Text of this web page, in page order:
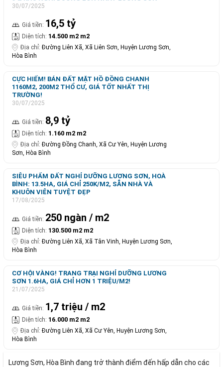
30/07/2025
Giá tiền: 16,5 tỷ
Diện tích: 14.500 m2 m2
Địa chỉ: Đường Liên Xã, Xã Liên Sơn, Huyện Lương Sơn,
Hòa Bình
CỰC HIẾM! BÁN ĐẤT MẶT HỒ ĐỒNG CHANH
1160M2, 200M2 THỔ CƯ, GIÁ TỐT NHẤT THỊ
TRƯỜNG!
30/07/2025
Giá tiền: 8,9 tỷ
Diện tích: 1.160 m2 m2
Địa chỉ: Đường Đồng Chanh, Xã Cư Yên, Huyện Lương
Sơn, Hòa Bình
SIÊU PHẨM ĐẤT NGHỈ DƯỠNG LƯƠNG SƠN, HOÀ
BÌNH: 13.5HA, GIÁ CHỈ 250K/M2, SẴN NHÀ VÀ
KHUÔN VIÊN TUYỆT ĐẸP
17/08/2025
Giá tiền: 250 ngàn / m2
Diện tích: 130.500 m2 m2
Địa chỉ: Đường Liên Xã, Xã Tân Vinh, Huyện Lương Sơn,
Hòa Bình
CƠ HỘI VÀNG! TRANG TRẠI NGHỈ DƯỠNG LƯƠNG
SƠN 1.6HA, GIÁ CHỈ HƠN 1 TRIỆU/M2!
21/07/2025
Giá tiền: 1,7 triệu / m2
Diện tích: 16.000 m2 m2
Địa chỉ: Đường Liên Xã, Xã Cư Yên, Huyện Lương Sơn,
Hòa Bình
Lương Sơn, Hòa Bình đang trở thành điểm đến hấp dẫn cho các